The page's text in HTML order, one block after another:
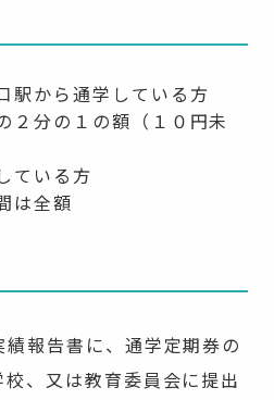
駅から通学している方
２分の１の額（１０円未
ている方
は全額
報告書に、通学定期券の
、又は教育委員会に提出